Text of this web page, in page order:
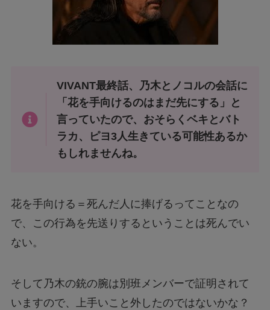
VIVANT最終話、乃木とノコルの会話に
「花を手向けるのはまだ先にする」と
言っていたので、おそらくベキとバト
ラカ、ピヨ3人生きている可能性あるか
もしれませんね。
花を手向ける＝死んだ人に捧げるってことなの
で、この行為を先送りするということは死んでい
ない。
そして乃木の銃の腕は別班メンバーで証明されて
いますので、上手いこと外したのではないかな？